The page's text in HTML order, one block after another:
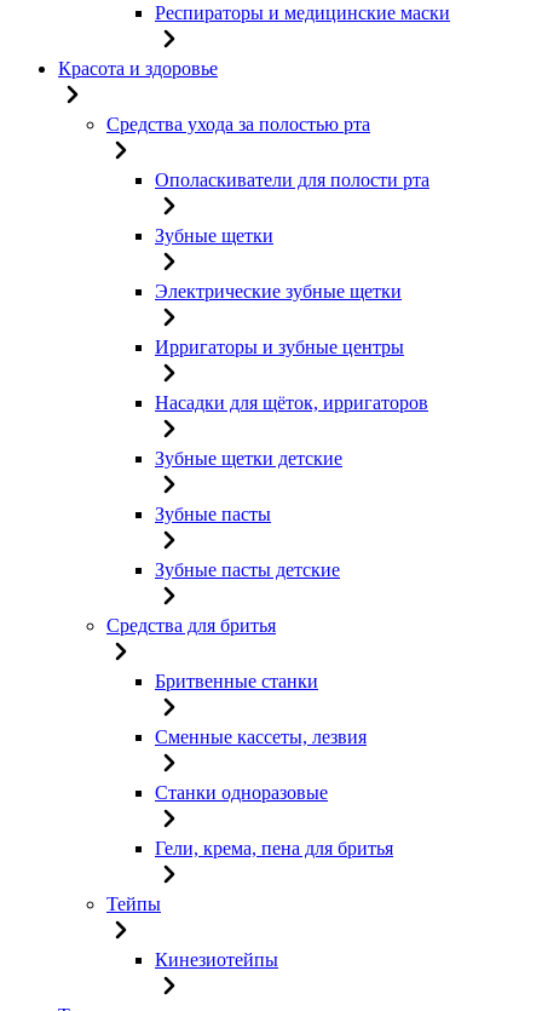
Респираторы и медицинские маски
Красота и здоровье
Средства ухода за полостью рта
Ополаскиватели для полости рта
Зубные щетки
Электрические зубные щетки
Ирригаторы и зубные центры
Насадки для щёток, ирригаторов
Зубные щетки детские
Зубные пасты
Зубные пасты детские
Средства для бритья
Бритвенные станки
Сменные кассеты, лезвия
Станки одноразовые
Гели, крема, пена для бритья
Тейпы
Кинезиотейпы